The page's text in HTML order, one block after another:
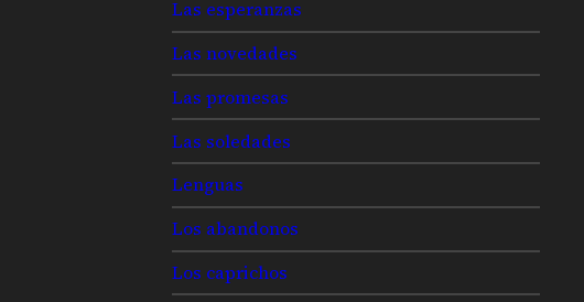
Las esperanzas
Las novedades
Las promesas
Las soledades
Lenguas
Los abandonos
Los caprichos